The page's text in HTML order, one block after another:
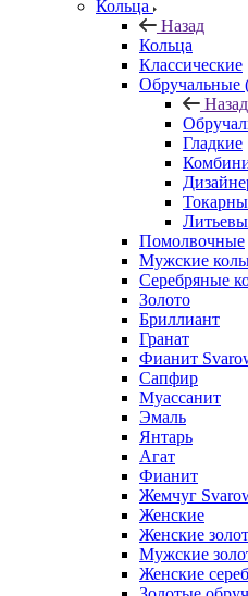
Кольца
Назад
Кольца
Классические
Назад
Гладкие
Помолвочные
Мужские
Серебряные
Золото
Бриллиант
Гранат
Фианит
Сапфир
Муассанит
Эмаль
Янтарь
Агат
Фианит
Жемчуг
Женские
Женские
Мужские
Женские